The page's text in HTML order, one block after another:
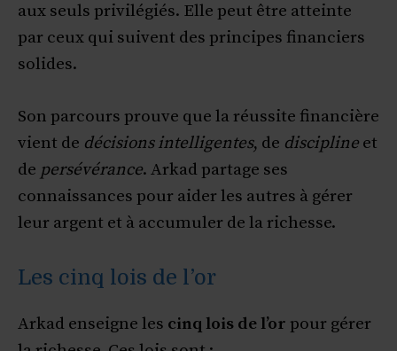
aux seuls privilégiés. Elle peut être atteinte
par ceux qui suivent des principes financiers
solides.
Son parcours prouve que la réussite financière
vient de décisions intelligentes, de discipline et
de persévérance. Arkad partage ses
connaissances pour aider les autres à gérer
leur argent et à accumuler de la richesse.
Les cinq lois de l’or
Arkad enseigne les cinq lois de l’or pour gérer